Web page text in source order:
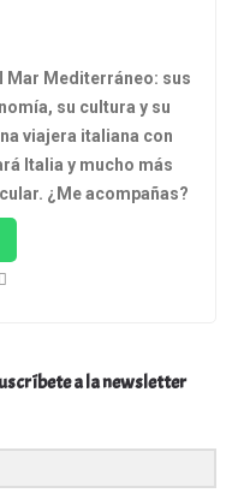
Mar Mediterráneo: sus
su cultura y su
viajera italiana con
Italia y mucho más
¿Me acompañas?
a la newsletter